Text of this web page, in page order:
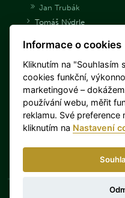
Jan Trubák
Tomáš Nýdrle
Archiv střelců
Danka Barteková
Libuše Jahodová
Jan Sychra
Daniel Korčák
Miloš Slavíček
Barbora Šumová
Informace o cookies
Kliknutím na "Souhlasím
cookies funkční,
marketingové –
používání webu, měřit
reklamu. Své
kliknutím na Nastavení